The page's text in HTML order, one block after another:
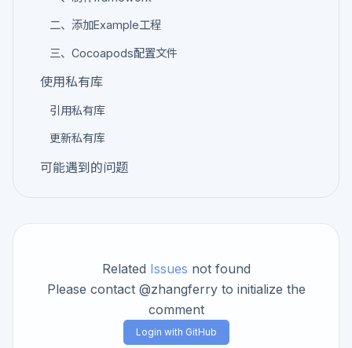
二、添加Example工程
三、Cocoapods配置文件
使用私有库
引用私有库
更新私有库
可能遇到的问题
Related Issues not found
Please contact @zhangferry to initialize the
comment
Login with GitHub